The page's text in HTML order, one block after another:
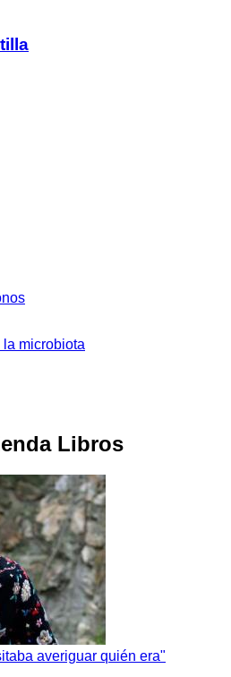
microbiota
averiguar quién era"